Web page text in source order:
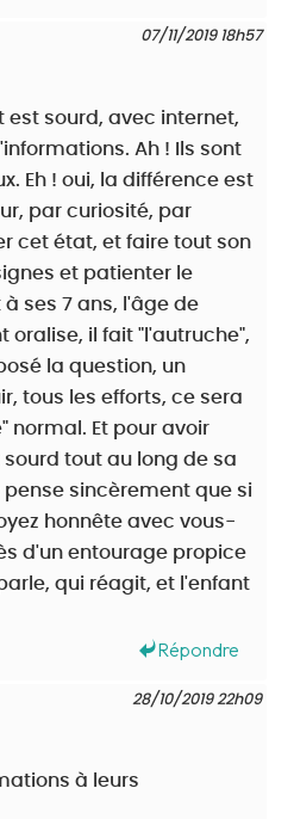
07/11/2019 18h57
est sourd, avec internet,
Ah ! Ils sont
Eh ! oui, la différence est
par curiosité, par
cet état, et faire tout son
et patienter le
ses 7 ans, l'âge de
oralise, il fait "l'autruche",
la question, un
tous les efforts, ce sera
normal. Et pour avoir
tout au long de sa
sincèrement que si
honnête avec vous-
d'un entourage propice
qui réagit, et l'enfant
Répondre
28/10/2019 22h09
à leurs